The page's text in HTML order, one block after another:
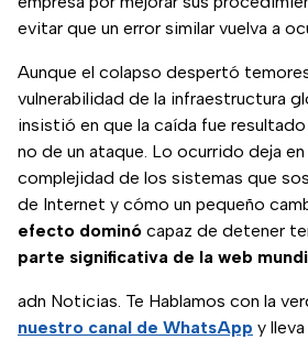
evitar que un error similar vuelva a
Aunque el colapso despertó
vulnerabilidad de la infraestructura
insistió en que la caída fue resultado
no de un ataque. Lo ocurrido deja
complejidad de los sistemas que
de Internet y cómo un pequeño
efecto dominó capaz de detener
parte significativa de la web
adn Noticias. Te Hablamos con la
nuestro canal de WhatsApp y